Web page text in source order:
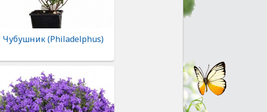
Чубушник (Philadelphus)